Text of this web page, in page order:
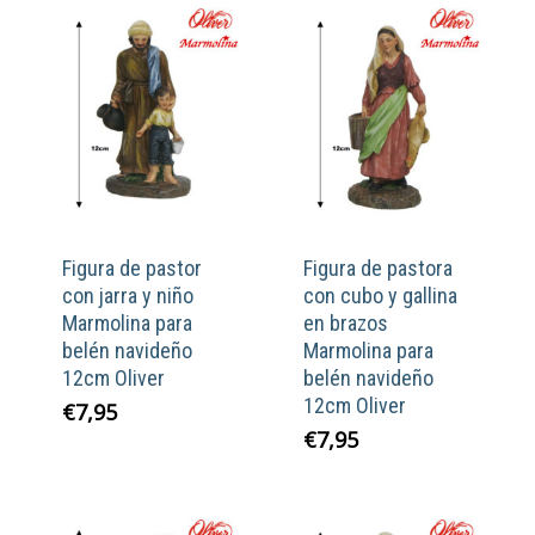
Figura de pastor
con jarra y niño
Marmolina para
belén navideño
12cm Oliver
€7,95
Figura de pastora
con cubo y gallina
en brazos
Marmolina para
belén navideño
12cm Oliver
€7,95